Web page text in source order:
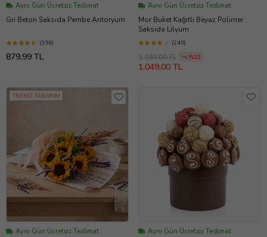
Aynı Gün Ücretsiz Teslimat
Gri Beton Saksıda Pembe Antoryum
(396)
879,99 TL
Aynı Gün Ücretsiz Teslimat
Mor Buket Kağıtlı Beyaz Polimer
Saksıda Lilyum
(240)
1.199,00 TL %13
1.049,00 TL
TREND TASARIM
Aynı Gün Ücretsiz Teslimat Aynı Gün Ücretsiz Teslimat